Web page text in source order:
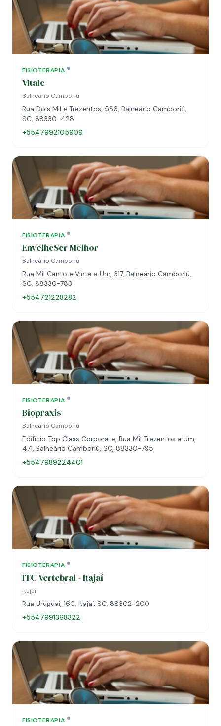
FISIOTERAPIA
Vitale
Balneário Camboriú
Rua Dois Mil e Trezentos, 586, Balneário Camboriú,
SC, 88330-428
+5547992105909
FISIOTERAPIA
EnvelheSer Melhor
Balneário Camboriú
Rua Mil Cento e Vinte e Um, 317, Balneário Camboriú,
SC, 88330-783
+554721228282
FISIOTERAPIA
Biopraxis
Balneário Camboriú
Edifício Top Class Corporate, Rua Mil Trezentos e Um,
471, Balneário Camboriú, SC, 88330-795
+5547989224401
FISIOTERAPIA
ITC Vertebral - Itajaí
Itajaí
Rua Uruguai, 160, Itajaí, SC, 88302-200
+5547991368322
FISIOTERAPIA